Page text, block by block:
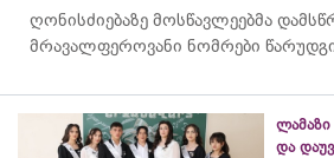
ღონისძიებაზე მოსწავლეებმა
მრავალფეროვანი ნომრები
ლამაზი
და